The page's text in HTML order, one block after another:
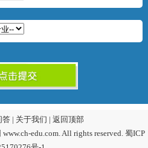
答| 关于我们 | 返回顶部
edu.com. All rights reserved. 蜀ICP